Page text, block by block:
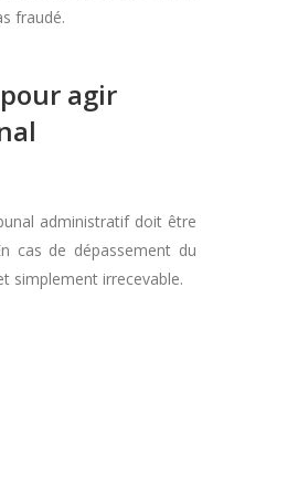
fraudé.
agir
administratif doit être
cas de dépassement du
simplement irrecevable.